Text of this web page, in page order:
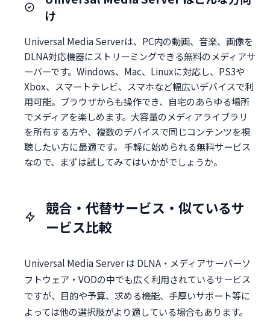
け
Universal Media Serverは、PC内の動画、音楽、画像を
DLNA対応機器にストリーミングできる無料のメディアサ
ーバーです。Windows、Mac、Linuxに対応し、PS3や
Xbox、スマートテレビ、スマホなど幅広いデバイスで利
用可能。ブラウザからも操作でき、自宅のあらゆる場所
でメディアを楽しめます。大容量のメディアライブラリ
を所有する方や、複数のデバイスで同じコンテンツを視
聴したい方に最適です。 手軽に始められる無料サービス
なので、まずは試してみてはいかがでしょうか。
競合・代替サービス・似ているサ
ービス比較
Universal Media Server は DLNA・メディアサーバーソ
フトウェア・VODの中でも広く利用されているサービス
ですが、目的や予算、求める機能、手厚いサポート等に
よっては他の選択肢がより適している場合もあります。